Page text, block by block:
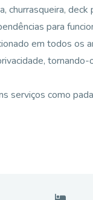
churrasqueira,
para
em todos os
serviços como